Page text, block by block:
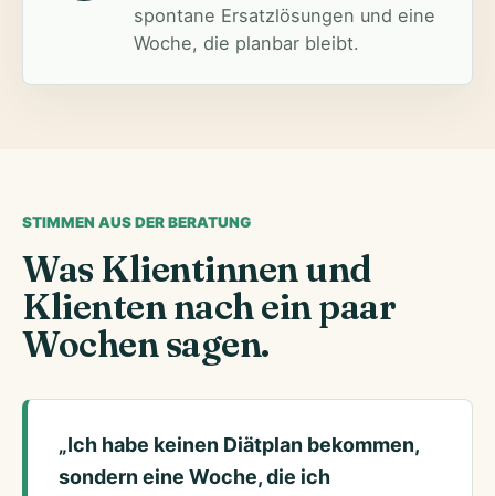
spontane Ersatzlösungen und eine
Woche, die planbar bleibt.
STIMMEN AUS DER BERATUNG
Was Klientinnen und
Klienten nach ein paar
Wochen sagen.
„Ich habe keinen Diätplan bekommen,
sondern eine Woche, die ich